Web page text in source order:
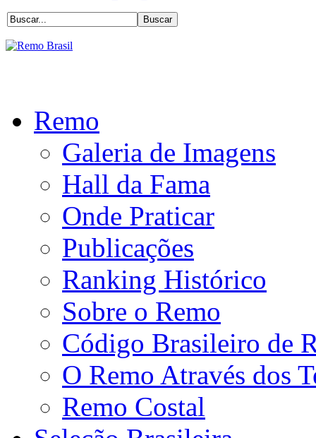
Remo
Galeria de Imagens
Hall da Fama
Onde Praticar
Publicações
Ranking Histórico
Sobre o Remo
Código Brasileiro de
O Remo Através dos
Remo Costal